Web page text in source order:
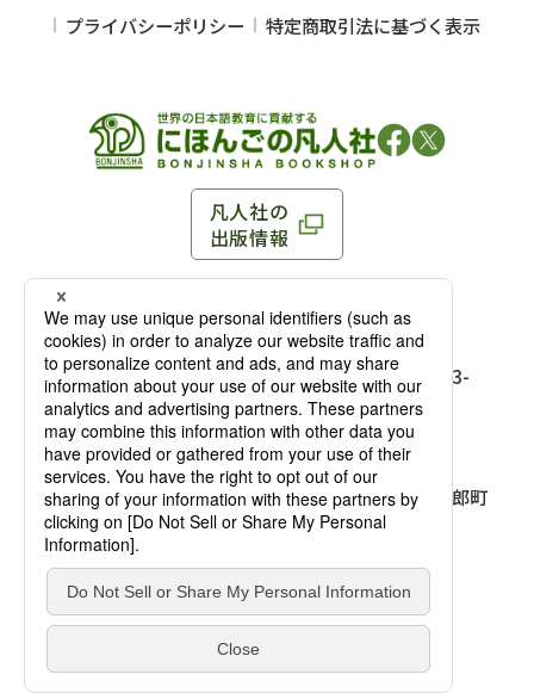
凡人社の本を見る
凡人社が出版した本を見る
凡人社の
出版情報
〒102-0093 東京都千代田区平河町 1-3-13 8F
TEL：03-3263-3959／FAX：03-3263-3116
麹町店
〒102-0093 東京都千代田区平河町1-3-
13 8F［アクセス］
TEL：03-3239-8673／FAX：03-3263-
3116
大阪店
〒541-0056 大阪府大阪市中央区久太郎町
4-2-10
大西ビルディング 1階［
TEL：06-4256-2684／FAX：03-6733-
7887
プライバシーポリシー
特定商取引法に基づく表示
© Bonjinsha Co., LTD. All Rights Reserved.